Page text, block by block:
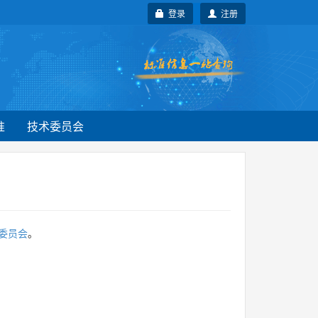
注册
登录
技术委员会
员会。